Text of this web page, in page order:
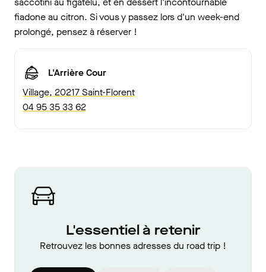
fiadone au citron. Si vous y passez lors d'un week-end
prolongé, pensez à réserver !
L'Arrière Cour
Village, 20217 Saint-Florent
04 95 35 33 62
L'essentiel à retenir
Retrouvez les bonnes adresses du road trip !